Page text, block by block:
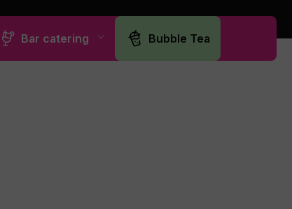
Bar catering Bubble Tea